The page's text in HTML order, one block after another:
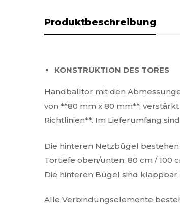
Produktbeschreibung
KONSTRUKTION DES TORES
Handballtor mit den
von **80 mm x 80 mm**,
Richtlinien**. Im Lieferumfang
Die hinteren Netzbügel
Tortiefe oben/unten: 80 cm / 100
Die hinteren Bügel sind
Alle Verbindungselemente